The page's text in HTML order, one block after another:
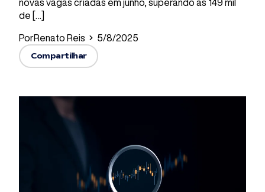
novas vagas criadas em junho, superando as 149 mil
de […]
PorRenato Reis 5/8/2025
Compartilhar